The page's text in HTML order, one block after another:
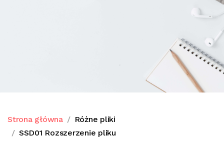
Strona główna
Różne pliki
SSD01 Rozszerzenie pliku